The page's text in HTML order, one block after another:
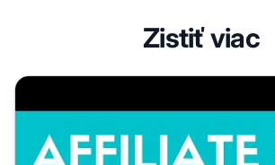
Zistiť viac
Ako vytvoriť Amazon affiliate odkaz